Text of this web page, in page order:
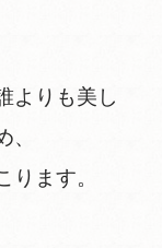
よりも美し
ります。